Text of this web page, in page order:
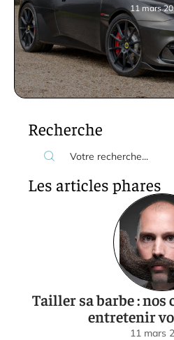
11 mars
Recherche
Les articles phares
Tailler sa barbe : nos
entretenir
11 mars